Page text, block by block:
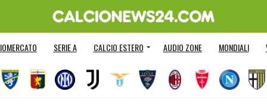
SERIE A CALCIO ESTERO AUDIO ZONE MONDIALI